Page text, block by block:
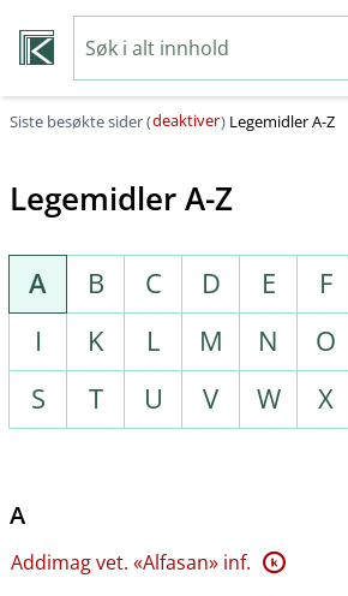
Siste besøkte sider (deaktiver) Legemidler A-Z
Legemidler A-Z
A B C D E F
I
K L M N O
S
T U V W X
A
Addimag vet. «Alfasan» inf. K